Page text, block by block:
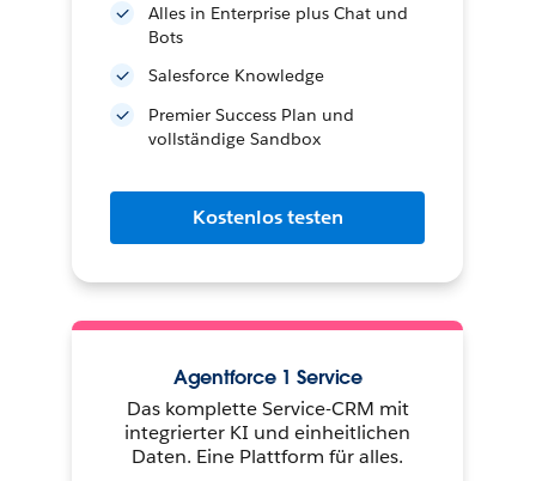
Alles in Enterprise plus Chat und
Bots
Salesforce Knowledge
Premier Success Plan und
vollständige Sandbox
Kostenlos testen
Agentforce 1 Service
Das komplette Service-CRM mit
integrierter KI und einheitlichen
Daten. Eine Plattform für alles.